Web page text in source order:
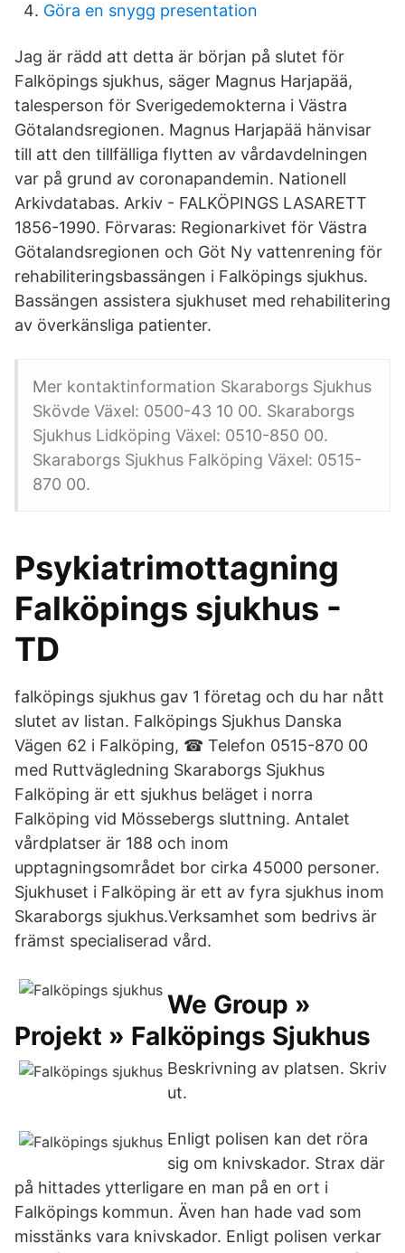
Göra en snygg presentation
Jag är rädd att detta är början på slutet för
Falköpings sjukhus, säger Magnus Harjapää,
talesperson för Sverigedemokterna i Västra
Götalandsregionen. Magnus Harjapää hänvisar
till att den tillfälliga flytten av vårdavdelningen
var på grund av coronapandemin. Nationell
Arkivdatabas. Arkiv - FALKÖPINGS LASARETT
1856-1990. Förvaras: Regionarkivet för Västra
Götalandsregionen och Göt Ny vattenrening för
rehabiliteringsbassängen i Falköpings sjukhus.
Bassängen assistera sjukhuset med rehabilitering
av överkänsliga patienter.
Mer kontaktinformation Skaraborgs Sjukhus
Skövde Växel: 0500-43 10 00. Skaraborgs
Sjukhus Lidköping Växel: 0510-850 00.
Skaraborgs Sjukhus Falköping Växel: 0515-
870 00.
Psykiatrimottagning
Falköpings sjukhus -
TD
falköpings sjukhus gav 1 företag och du har nått
slutet av listan. Falköpings Sjukhus Danska
Vägen 62 i Falköping, ☎ Telefon 0515-870 00
med Ruttvägledning Skaraborgs Sjukhus
Falköping är ett sjukhus beläget i norra
Falköping vid Mössebergs sluttning. Antalet
vårdplatser är 188 och inom
upptagningsområdet bor cirka 45000 personer.
Sjukhuset i Falköping är ett av fyra sjukhus inom
Skaraborgs sjukhus.Verksamhet som bedrivs är
främst specialiserad vård.
We Group »
Projekt » Falköpings Sjukhus
Beskrivning av platsen. Skriv
ut.
Enligt polisen kan det röra
sig om knivskador. Strax där
på hittades ytterligare en man på en ort i
Falköpings kommun. Även han hade vad som
misstänks vara knivskador. Enligt polisen verkar